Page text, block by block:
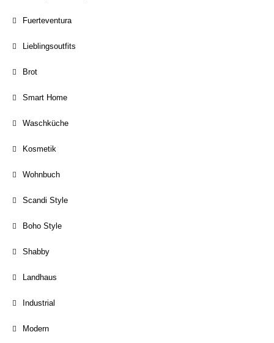
Fuerteventura
Lieblingsoutfits
Brot
Smart Home
Waschküche
Kosmetik
Wohnbuch
Scandi Style
Boho Style
Shabby
Landhaus
Industrial
Modern